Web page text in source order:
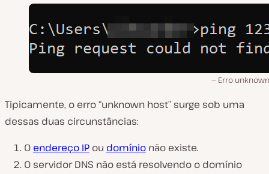
Erro
Tipicamente, o erro “unknown host” surge sob uma
dessas duas circunstâncias:
O endereço IP ou domínio não existe.
O servidor DNS não está resolvendo o domínio